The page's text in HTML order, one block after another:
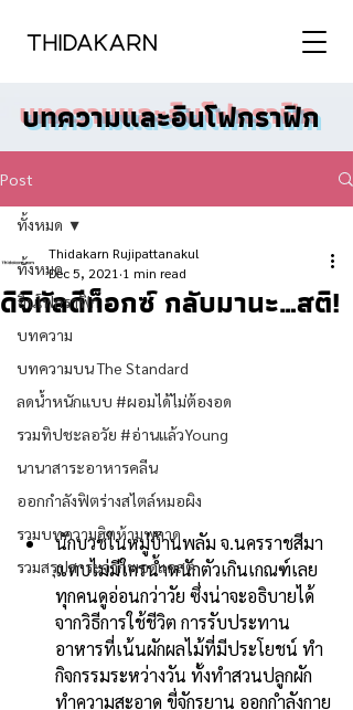
บทความและอินโฟกราฟิก
Post
ทั้งหมด
อินโฟกราฟิก
บทความ
บทความบน The Standard
ลดน้ำหนักแบบ #ผอมได้ไม่ต้องอด
รวมทิปชะลอวัย #อ่านแล้วYoung
นานาสาระอาหารคลีน
ออกกำลังฟิตร่างสไตล์หมอผิง
รวมบทความฮิตห้ามพลาด
รวมสรุปสาระจากพอดแคสต์
ทั้งหมด
ดิจิทัลดีท็อกซ์ กลับมานะ…สติ!
Thidakarn Rujipattanakul
Dec 5, 2021 1 min read
นักบวชในหมู่บ้านพลัม จ.นครราชสีมา
แทบไม่มีใครน้ำหนักตัวเกินเกณฑ์เลย
ทุกคนดูอ่อนกว่าวัย ซึ่งน่าจะอธิบายได้
จากวิธีการใช้ชีวิต การรับประทาน
อาหารที่เน้นผักผลไม้ที่มีประโยชน์ ทำ
กิจกรรมระหว่างวัน ทั้งทำสวนปลูกผัก
ทำความสะอาด ขี่จักรยาน ออกกำลังกาย